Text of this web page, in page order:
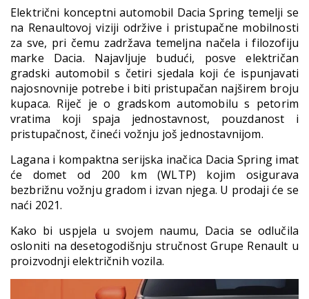
Električni konceptni automobil Dacia Spring temelji se
na Renaultovoj viziji održive i pristupačne mobilnosti
za sve, pri čemu zadržava temeljna načela i filozofiju
marke Dacia. Najavljuje budući, posve električan
gradski automobil s četiri sjedala koji će ispunjavati
najosnovnije potrebe i biti pristupačan najširem broju
kupaca. Riječ je o gradskom automobilu s petorim
vratima koji spaja jednostavnost, pouzdanost i
pristupačnost, čineći vožnju još jednostavnijom.
Lagana i kompaktna serijska inačica Dacia Spring imat
će domet od 200 km (WLTP) kojim osigurava
bezbrižnu vožnju gradom i izvan njega. U prodaji će se
naći 2021.
Kako bi uspjela u svojem naumu, Dacia se odlučila
osloniti na desetogodišnju stručnost Grupe Renault u
proizvodnji električnih vozila.